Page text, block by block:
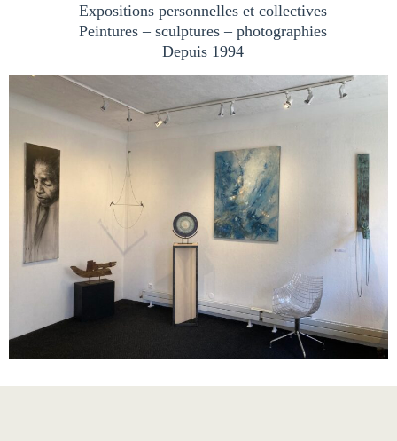
Expositions personnelles et collectives
Peintures – sculptures – photographies
Depuis 1994